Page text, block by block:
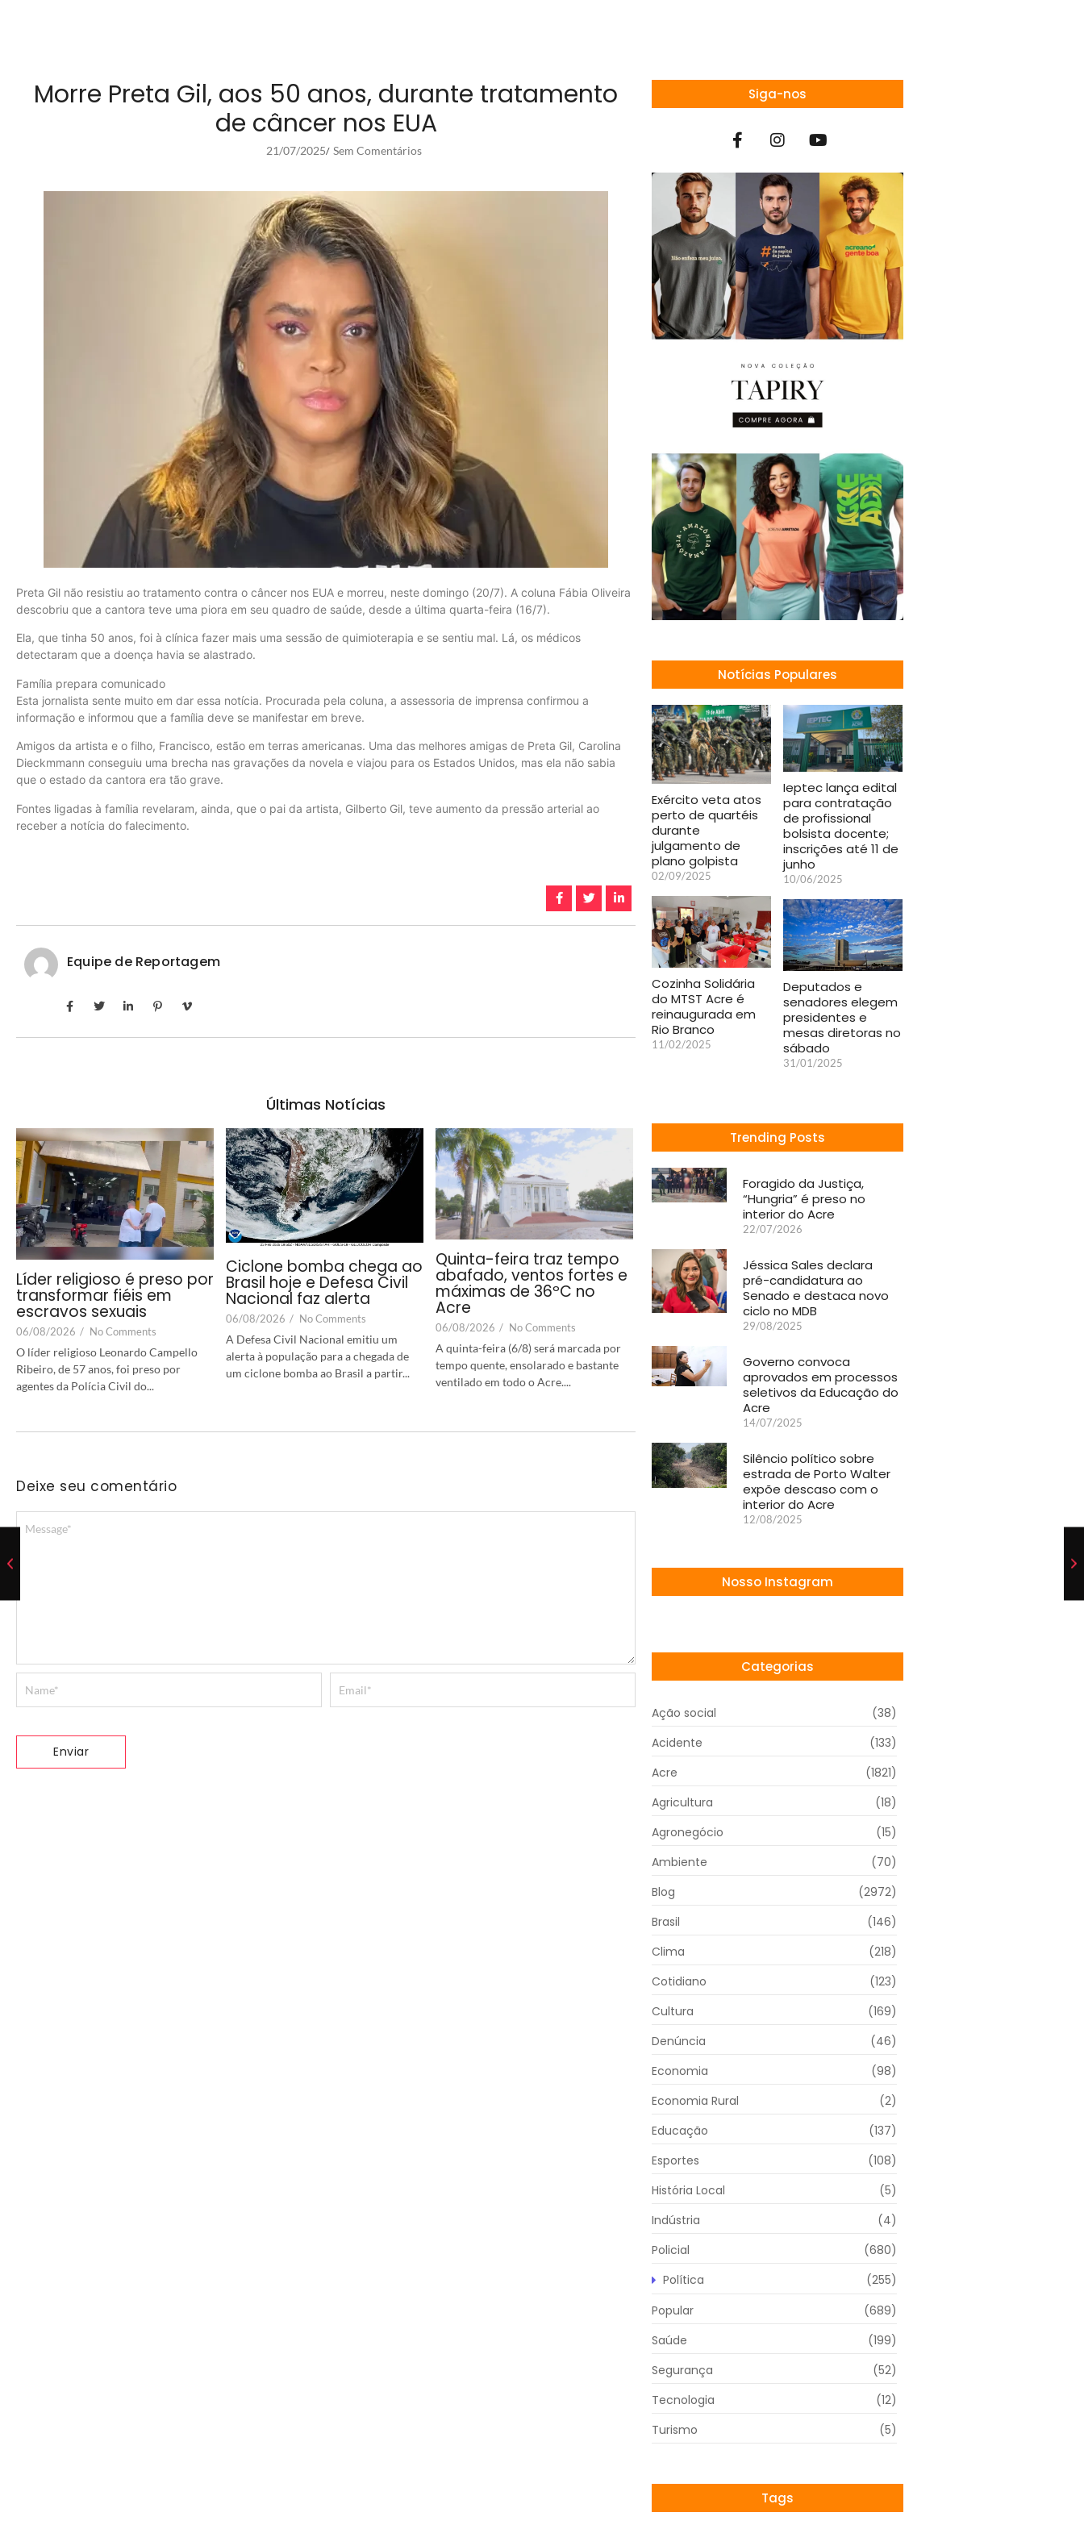
Morre Preta Gil, aos 50 anos, durante tratamento
de câncer nos EUA
21/07/2025/ Sem Comentários
Preta Gil não resistiu ao tratamento contra o câncer nos EUA e morreu, neste domingo (20/7). A coluna Fábia Oliveira
descobriu que a cantora teve uma piora em seu quadro de saúde, desde a última quarta-feira (16/7).
Ela, que tinha 50 anos, foi à clínica fazer mais uma sessão de quimioterapia e se sentiu mal. Lá, os médicos
detectaram que a doença havia se alastrado.
Família prepara comunicado
Esta jornalista sente muito em dar essa notícia. Procurada pela coluna, a assessoria de imprensa confirmou a
informação e informou que a família deve se manifestar em breve.
Amigos da artista e o filho, Francisco, estão em terras americanas. Uma das melhores amigas de Preta Gil, Carolina
Dieckmmann conseguiu uma brecha nas gravações da novela e viajou para os Estados Unidos, mas ela não sabia
que o estado da cantora era tão grave.
Fontes ligadas à família revelaram, ainda, que o pai da artista, Gilberto Gil, teve aumento da pressão arterial ao
receber a notícia do falecimento.
Equipe de Reportagem
Últimas Notícias
Líder religioso é preso por
transformar fiéis em
escravos sexuais
06/08/2026 / No Comments
O líder religioso Leonardo Campello
Ribeiro, de 57 anos, foi preso por
agentes da Polícia Civil do...
Ciclone bomba chega ao
Brasil hoje e Defesa Civil
Nacional faz alerta
06/08/2026 / No Comments
A Defesa Civil Nacional emitiu um
alerta à população para a chegada de
um ciclone bomba ao Brasil a partir...
Quinta-feira traz tempo
abafado, ventos fortes e
máximas de 36ºC no
Acre
06/08/2026 / No Comments
A quinta-feira (6/8) será marcada por
tempo quente, ensolarado e bastante
ventilado em todo o Acre....
Deixe seu comentário
Siga-nos
Notícias Populares
Exército veta atos
perto de quartéis
durante
julgamento de
plano golpista
02/09/2025
Ieptec lança edital
para contratação
de profissional
bolsista docente;
inscrições até 11 de
junho
10/06/2025
Cozinha Solidária
do MTST Acre é
reinaugurada em
Rio Branco
11/02/2025
Deputados e
senadores elegem
presidentes e
mesas diretoras no
sábado
31/01/2025
Trending Posts
Foragido da Justiça,
“Hungria” é preso no
interior do Acre
22/07/2026
Jéssica Sales declara
pré-candidatura ao
Senado e destaca novo
ciclo no MDB
29/08/2025
Governo convoca
aprovados em processos
seletivos da Educação do
Acre
14/07/2025
Silêncio político sobre
estrada de Porto Walter
expõe descaso com o
interior do Acre
12/08/2025
Nosso Instagram
Categorias
Ação social
(38)
Acidente
(133)
Acre
(1821)
Agricultura
(18)
Agronegócio
(15)
Ambiente
(70)
Blog
(2972)
Brasil
(146)
Clima
(218)
Cotidiano
(123)
Cultura
(169)
Denúncia
(46)
Economia
(98)
Economia Rural
(2)
Educação
(137)
Esportes
(108)
História Local
(5)
Indústria
(4)
Policial
(680)
Política
(255)
Popular
(689)
Saúde
(199)
Segurança
(52)
Tecnologia
(12)
Turismo
(5)
Tags